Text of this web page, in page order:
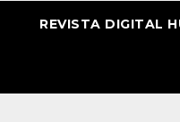
REVISTA DIGITAL